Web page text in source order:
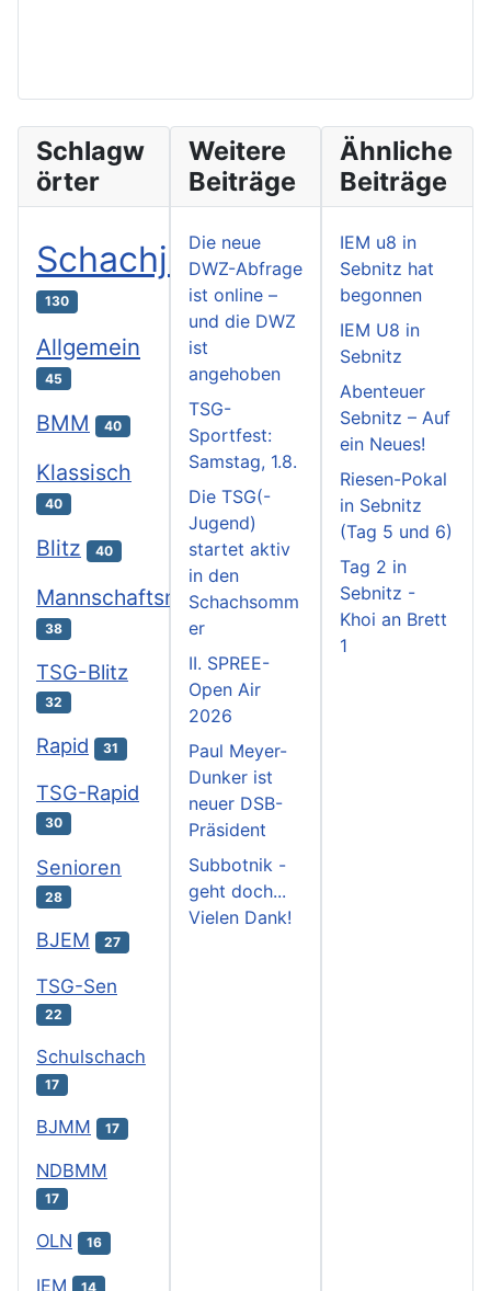
Schlagw
örter
Schachjugend
130
Allgemein
45
BMM 40
Klassisch
40
Blitz 40
Mannschaftsmeisterschaften
38
TSG-Blitz
32
Rapid 31
TSG-Rapid
30
Senioren
28
BJEM 27
TSG-Sen
22
Schulschach
17
BJMM 17
NDBMM
17
OLN 16
IEM 14
Weitere
Beiträge
Die neue
DWZ-Abfrage
ist online –
und die DWZ
ist
angehoben
TSG-
Sportfest:
Samstag, 1.8.
Die TSG(-
Jugend)
startet aktiv
in den
Schachsomm
er
II. SPREE-
Open Air
2026
Paul Meyer-
Dunker ist
neuer DSB-
Präsident
Subbotnik -
geht doch...
Vielen Dank!
Ähnliche
Beiträge
IEM u8 in
Sebnitz hat
begonnen
IEM U8 in
Sebnitz
Abenteuer
Sebnitz – Auf
ein Neues!
Riesen-Pokal
in Sebnitz
(Tag 5 und 6)
Tag 2 in
Sebnitz -
Khoi an Brett
1